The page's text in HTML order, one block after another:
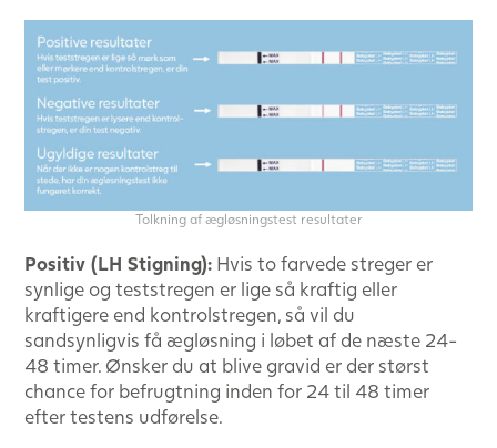
Tolkning af ægløsningstest resultater
Positiv (LH Stigning): Hvis to farvede streger er
synlige og teststregen er lige så kraftig eller
kraftigere end kontrolstregen, så vil du
sandsynligvis få ægløsning i løbet af de næste 24-
48 timer. Ønsker du at blive gravid er der størst
chance for befrugtning inden for 24 til 48 timer
efter testens udførelse.